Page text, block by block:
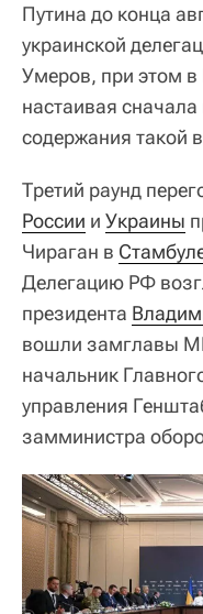
Путина до конца
украинской
Умеров, при этом в
настаивая
содержания такой
Третий раунд
России и Украины
Чираган в
Делегацию РФ
президента
вошли замглавы
начальник
управления
замминистра